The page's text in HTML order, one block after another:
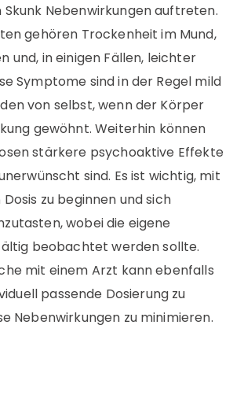
Skunk Nebenwirkungen auftreten.
gehören Trockenheit im Mund,
und, in einigen Fällen, leichter
Symptome sind in der Regel mild
von selbst, wenn der Körper
gewöhnt. Weiterhin können
stärkere psychoaktive Effekte
sind. Es ist wichtig, mit
zu beginnen und sich
wobei die eigene
beobachtet werden sollte.
mit einem Arzt kann ebenfalls
passende Dosierung zu
Nebenwirkungen zu minimieren.